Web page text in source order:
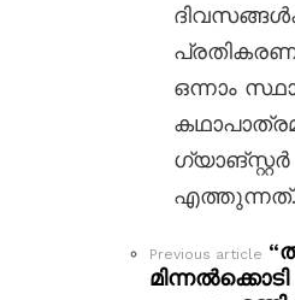
ഒന്നാം
എത്തുന്നത്.
See
more
Previous article